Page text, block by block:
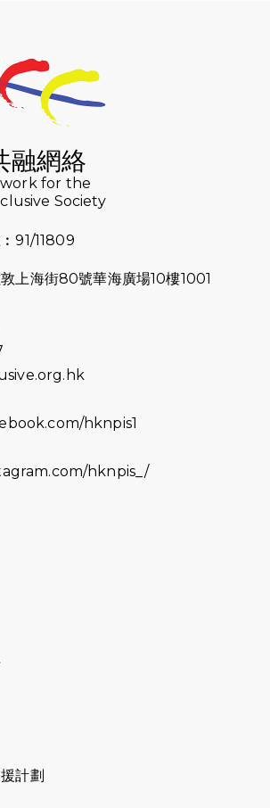
猛龍長跑隊恆常練習 - 7月23日
（19:00開始）
猛龍長跑隊恆常練習 - 7月16日
【猛龍戈壁118公里分享暨香港傷健共
融網絡15周年晚宴】
猛龍長跑隊恆常練習 - 7月9日（19:00
（19:00開始）
猛龍長跑隊恆常練習 - 6月18日
猛龍長跑隊恆常練習 - 6月11日（19:00
（19:00開始）
融網絡
for the
Society
11809
上海街80號華海廣場10樓1001
hknpis1
hknpis_/
計劃